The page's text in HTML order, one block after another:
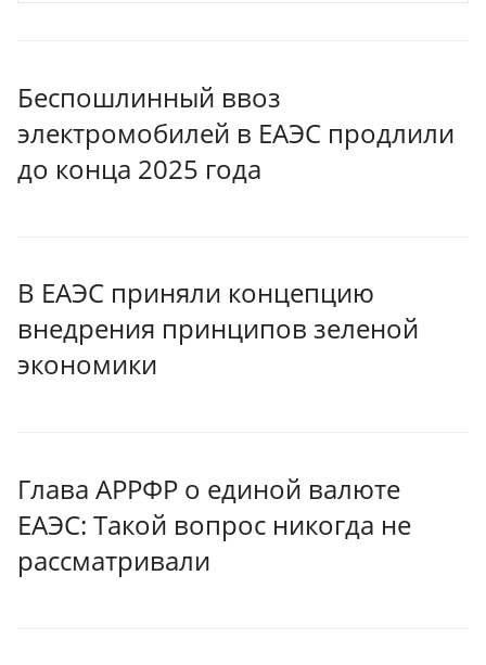
Беспошлинный ввоз
электромобилей в ЕАЭС продлили
до конца 2025 года
В ЕАЭС приняли концепцию
внедрения принципов зеленой
экономики
Глава АРРФР о единой валюте
ЕАЭС: Такой вопрос никогда не
рассматривали